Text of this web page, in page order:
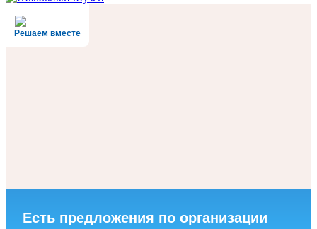
Решаем вместе
Есть предложения по организации